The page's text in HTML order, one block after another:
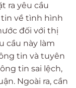
ra yêu cầu
về tình hình
đối với thị
cầu này làm
tin và tuyên
tin sai lệch,
Ngoài ra, cần